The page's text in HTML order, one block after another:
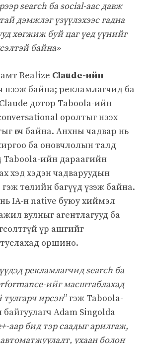
search ба social-аас давж
дэмжлэг үзүүлэхээс гадна
хөгжиж буй цаг үед үүнийг
байна»
Realize Claude-ийн
нээж байна; рекламлагчид ба
дотор Taboola-ийн
оролтыг нээх
өгч байна. Анхны чадвар нь
ба оновчлолын талд
Taboola-ийн дараагийн
хэд хэдэн чадваруудын
төслийн багүүд үзэж байна.
IA-н native буюу хиймэл
вулныг агентлагууд ба
үр ашгийг
оршино.
рекламлагчид search ба
ийг масштаблахад
тулгарч ирсэн” гэж Taboola-
байгуулагч Adam Singolda
аар бид тэр саадыг арилгаж,
ухаан болон